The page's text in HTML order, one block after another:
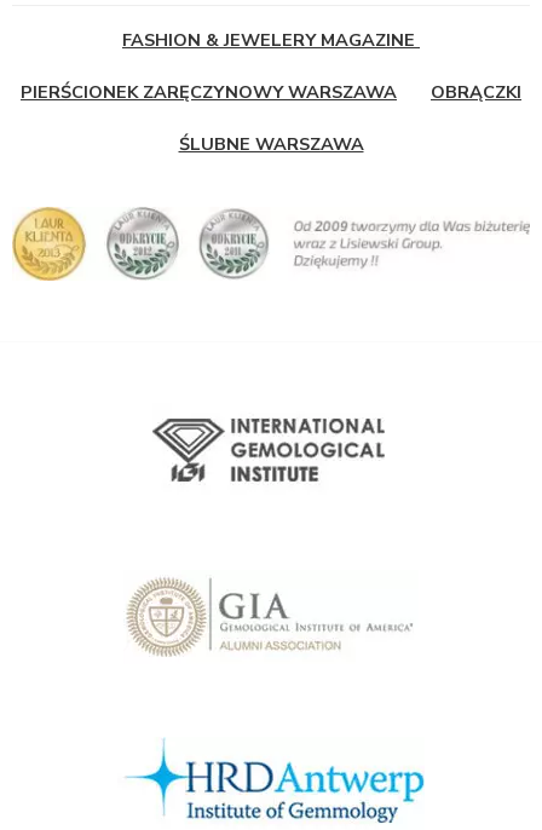
FASHION & JEWELERY MAGAZINE
PIERŚCIONEK ZARĘCZYNOWY WARSZAWA OBRĄCZKI
ŚLUBNE WARSZAWA